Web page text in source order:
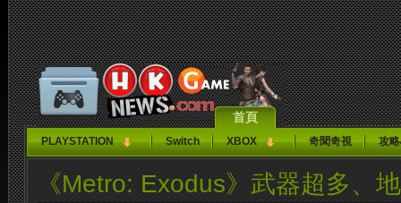
首頁
PLAYSTATION Switch XBOX 奇聞奇視 攻
《Metro: Exodus》武器超多、